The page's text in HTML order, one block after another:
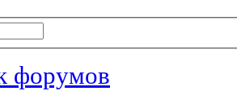
форумов